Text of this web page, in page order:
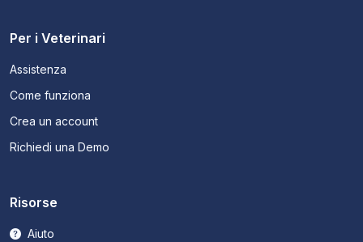
Per i Veterinari
Assistenza
Come funziona
Crea un account
Richiedi una Demo
Risorse
Aiuto